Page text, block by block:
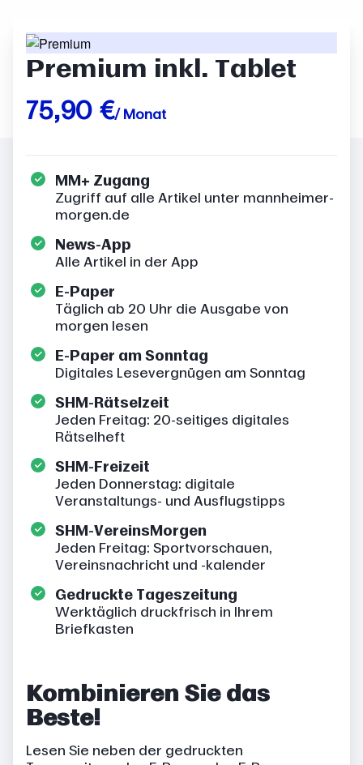
Premium inkl. Tablet
75,90 €/ Monat
MM+ Zugang
Zugriff auf alle Artikel unter mannheimer-
morgen.de
News-App
Alle Artikel in der App
E-Paper
Täglich ab 20 Uhr die Ausgabe von
morgen lesen
E-Paper am Sonntag
Digitales Lesevergnügen am Sonntag
SHM-Rätselzeit
Jeden Freitag: 20-seitiges digitales
Rätselheft
SHM-Freizeit
Jeden Donnerstag: digitale
Veranstaltungs- und Ausflugstipps
SHM-VereinsMorgen
Jeden Freitag: Sportvorschauen,
Vereinsnachricht und -kalender
Gedruckte Tageszeitung
Werktäglich druckfrisch in Ihrem
Briefkasten
Kombinieren Sie das
Beste!
Lesen Sie neben der gedruckten